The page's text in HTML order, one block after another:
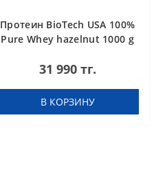
Протеин BioTech USA 100%
Pure Whey hazelnut 1000 g
31 990 тг.
В КОРЗИНУ